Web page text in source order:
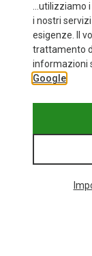
I più cercati
i nostri
esigenze. Il
trattamento
informazioni
Google